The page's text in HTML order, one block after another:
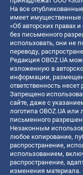
На все
имеет
«Об авторских правах
без письменного
использовать, они не
переводу,
Редакция OBOZ.UA
изложенную в
информации,
ответственность
Запрещено
сайте, даже с
логотипа OBOZ.UA
письменного
Незаконным
любое копирование,
распространение,
использованием,
распространение,
изменения материала.